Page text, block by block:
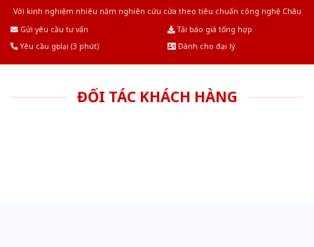
Với kinh nghiệm nhiêu năm nghiên cứu cửa theo tiêu chuẩn công nghệ Châu
Gửi yêu cầu tư vấn
Tải báo giá tổng hợp
Yêu cầu gọi lại (3 phút)
Dành cho đại lý
ĐỐI TÁC KHÁCH HÀNG